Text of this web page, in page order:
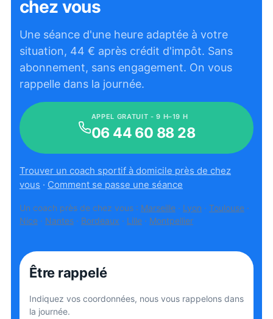
chez vous
Une séance d'une heure adaptée à votre
situation, 44 € après crédit d'impôt. Sans
abonnement, sans engagement. On vous
rappelle dans la journée.
APPEL GRATUIT - 9 H–19 H
06 44 60 88 28
Trouver un coach sportif à domicile près de chez
vous · Comment se passe une séance
Un coach près de chez vous : Marseille · Lyon · Toulouse ·
Nice · Nantes · Bordeaux · Lille · Montpellier
Être rappelé
Indiquez vos coordonnées, nous vous rappelons dans
la journée.